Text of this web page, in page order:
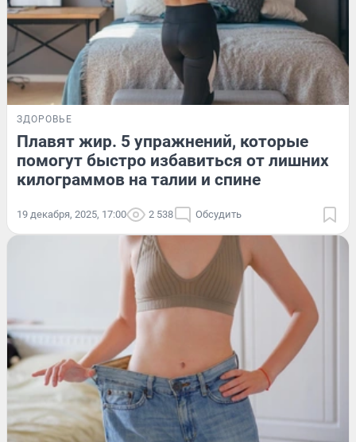
ЗДОРОВЬЕ
Плавят жир. 5 упражнений, которые
помогут быстро избавиться от лишних
килограммов на талии и спине
19 декабря, 2025, 17:00 2 538 Обсудить